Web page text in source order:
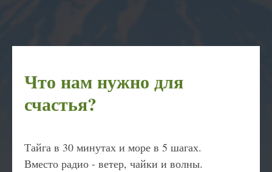
Что нам нужно для
счастья?
Тайга в 30 минутах и море в 5 шагах.
Вместо радио - ветер, чайки и волны.